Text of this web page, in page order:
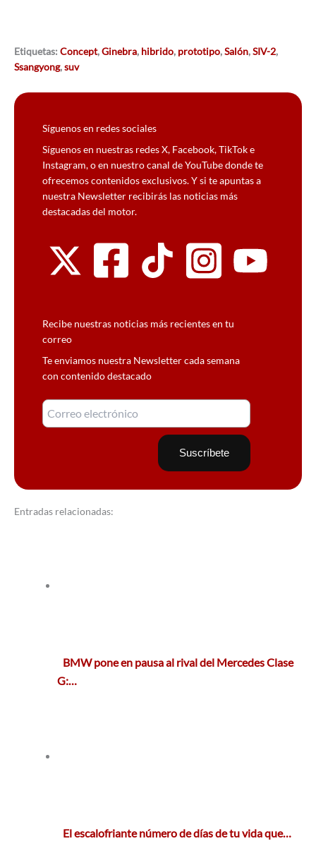
Etiquetas: Concept,Ginebra, hibrido, prototipo,Salón,SIV-2,
Ssangyong,suv
Síguenos en redes sociales
Síguenos en nuestras redes X, Facebook, TikTok e
Instagram, o en nuestro canal de YouTube donde te
ofrecemos contenidos exclusivos. Y si te apuntas a
nuestra Newsletter recibirás las noticias más
destacadas del motor.
Recibe nuestras noticias más recientes en tu
correo
Te enviamos nuestra Newsletter cada semana
con contenido destacado
Entradas relacionadas:
BMW pone en pausa al rival del Mercedes Clase
G:…
El escalofriante número de días de tu vida que…